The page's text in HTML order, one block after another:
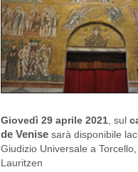
Giovedì 29 aprile 2021 , sul
de Venisesarà disponibile
Giudizio Universale a
Lauritzen